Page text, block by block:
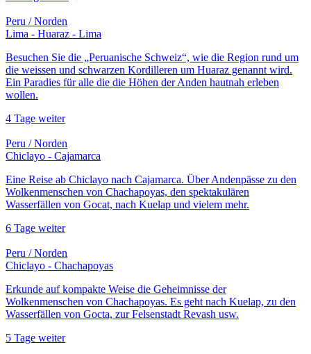
Peru / Norden
Lima - Huaraz - Lima
Besuchen Sie die „Peruanische Schweiz“, wie die Region rund um
die weissen und schwarzen Kordilleren um Huaraz genannt wird.
Ein Paradies für alle die die Höhen der Anden hautnah erleben
wollen.
4 Tage weiter
Peru / Norden
Chiclayo - Cajamarca
Eine Reise ab Chiclayo nach Cajamarca. Über Andenpässe zu den
Wolkenmenschen von Chachapoyas, den spektakulären
Wasserfällen von Gocat, nach Kuelap und vielem mehr.
6 Tage weiter
Peru / Norden
Chiclayo - Chachapoyas
Erkunde auf kompakte Weise die Geheimnisse der
Wolkenmenschen von Chachapoyas. Es geht nach Kuelap, zu den
Wasserfällen von Gocta, zur Felsenstadt Revash usw.
5 Tage weiter